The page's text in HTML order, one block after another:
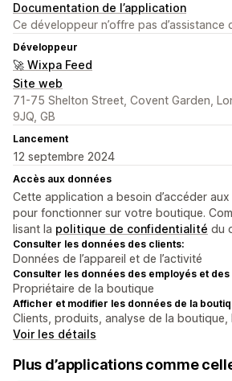
Documentation de l’application
Ce développeur n’offre pas d’assistance
Développeur
🚀 Wixpa Feed
Site web
71-75 Shelton Street, Covent Garden,
9JQ, GB
Lancement
12 septembre 2024
Accès aux données
Cette application a besoin d’accéder
pour fonctionner sur votre boutique.
lisant la politique de confidentialité du
Consulter les données des clients:
Données de l’appareil et de l’activité
Consulter les données des employés et
Propriétaire de la boutique
Afficher et modifier les données de la
Clients, produits, analyse de la boutique,
Voir les détails
Plus d’applications comme